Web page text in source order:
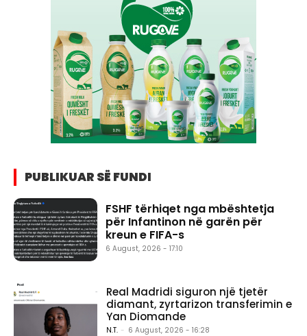
PUBLIKUAR SË FUNDI
FSHF tërhiqet nga mbështetja
për Infantinon në garën për
kreun e FIFA-s
6 August, 2026 - 17:10
Real Madridi siguron një tjetër
diamant, zyrtarizon transferimin e
Yan Diomande
N.T. - 6 August, 2026 - 16:28